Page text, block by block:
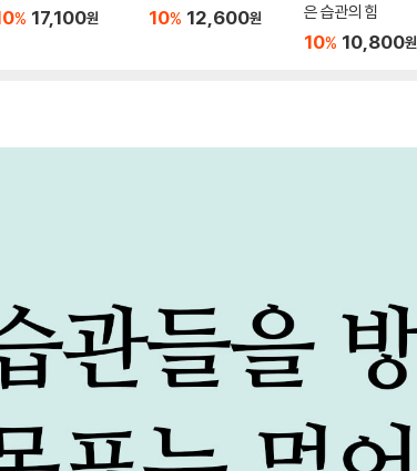
% 17,100원 10% 12,600원
은 습관의 힘
10% 10,800원